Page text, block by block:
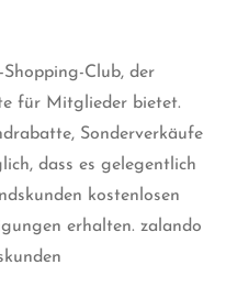
Club, der
für Mitglieder bietet.
Sonderverkäufe
dass es gelegentlich
kostenlosen
erhalten. zalando